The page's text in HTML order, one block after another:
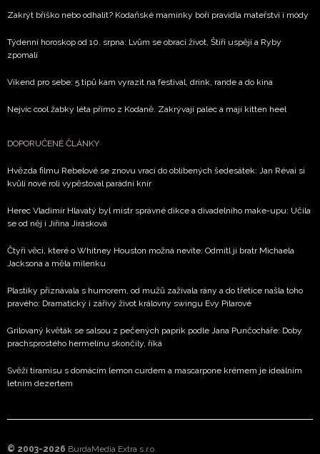
Zakrýt bříško nebo odhalit? Kodaňské maminky boří pravidla mateřství i módy
Týdenní horoskop od 10. srpna: Lvům se obrací život, Štíři uspějí a Ryby
zpomalí
Víkend pro sebe: 5 tipů kam vyrazit na festival, drink, rande a do kina
Nejvíc cool žabky léta přímo z Kodaně. Zakrývají palec a mají kitten heel
DOPORUČENÉ ČLÁNKY
Hvězda filmu Rebelové se znovu vrací do oblíbených šedesátek: Jan Révai si
kvůli nové roli vypěstoval parádní knír
Herec Vladimír Hlavatý byl mistr správné dikce a divadelního make-upu: Učila
se od něj i Jiřina Jirásková
Čtyři věci, které o Whitney Houston možná nevíte: Odmítl ji bratr Michaela
Jacksona a měla milenku
Plastiky přiznávala s humorem, od mužů zažívala rány a do třetice našla toho
pravého: Dramatický i zářivý život královny swingu Evy Pilarové
Grilovaný květák se salsou z pečených paprik podle Jana Punčocháře: Doby
prachsprostého hermelínu skončily, říká
Svěží tiramisu s domácím lemon curdem a mascarpone krémem je ideálním
letním dezertem
© 2003-2026 BurdaMedia Extra s.r.o.